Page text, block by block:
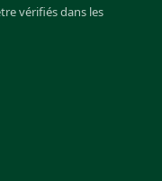
vérifiés dans les